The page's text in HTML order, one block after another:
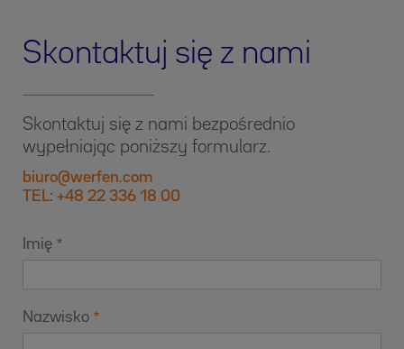
Skontaktuj się z nami
Skontaktuj się z nami bezpośrednio
wypełniając poniższy formularz.
biuro@werfen.com
TEL: +48 22 336 18 00
Imię
Nazwisko